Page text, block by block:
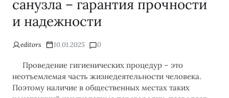
санузла – гарантия прочности
и надежности
editors 10.01.2025 0
Проведение гигиенических процедур – это
неотъемлемая часть жизнедеятельности человека.
Поэтому наличие в общественных местах таких